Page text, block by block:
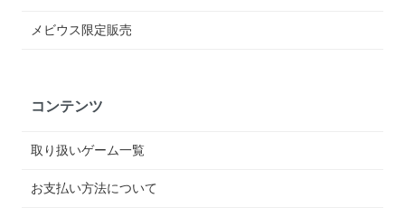
メビウス限定販売
コンテンツ
取り扱いゲーム一覧
お支払い方法について